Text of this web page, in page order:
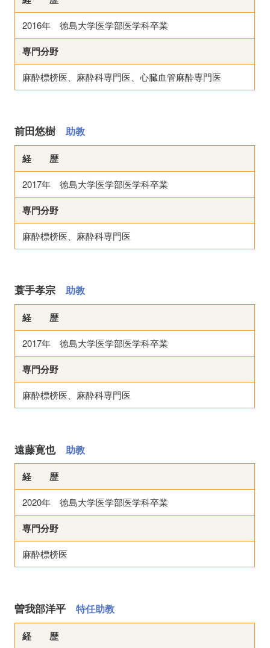
2016年 徳島大学医学部医学科卒業
専門分野
麻酔標榜医、麻酔科専門医、心臓血管麻酔専門医
前田悠樹助教
経 歴
2017年 徳島大学医学部医学科卒業
専門分野
麻酔標榜医、麻酔科専門医
蓑手孝宗助教
経 歴
2017年 徳島大学医学部医学科卒業
専門分野
麻酔標榜医、麻酔科専門医
遠藤寛也助教
経 歴
2020年 徳島大学医学部医学科卒業
専門分野
麻酔標榜医
曽我部洋平特任助教
経 歴